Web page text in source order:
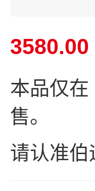
3580.00
本品仅在
售。
请认准